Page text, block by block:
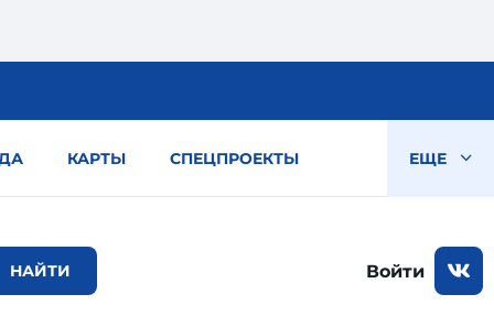
КАРТЫ СПЕЦПРОЕКТЫ ЕЩЕ
Войти